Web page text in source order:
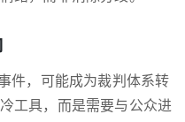
件，可能成为裁判体系转
工具，而是需要与公众进